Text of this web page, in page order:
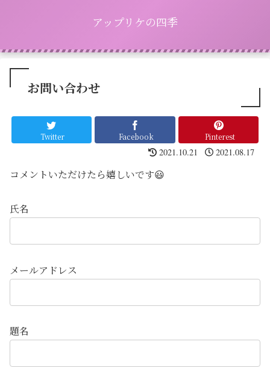
アップリケの四季
お問い合わせ
Twitter Facebook Pinterest
2021.10.21 2021.08.17
コメントいただけたら嬉しいです😃
氏名
メールアドレス
題名